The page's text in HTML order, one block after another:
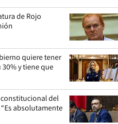
de Rojo
quiere tener
y tiene que
del
absolutamente